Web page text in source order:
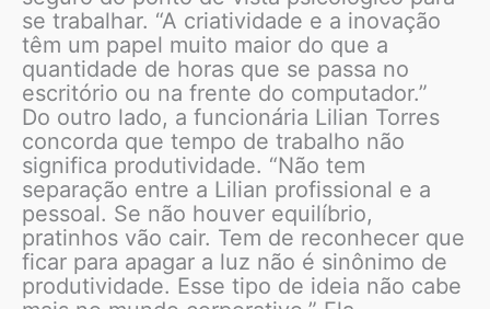
se trabalhar. “A criatividade e a inovação
têm um papel muito maior do que a
quantidade de horas que se passa no
escritório ou na frente do computador.”
Do outro lado, a funcionária Lilian Torres
concorda que tempo de trabalho não
significa produtividade. “Não tem
separação entre a Lilian profissional e a
pessoal. Se não houver equilíbrio,
pratinhos vão cair. Tem de reconhecer que
ficar para apagar a luz não é sinônimo de
produtividade. Esse tipo de ideia não cabe